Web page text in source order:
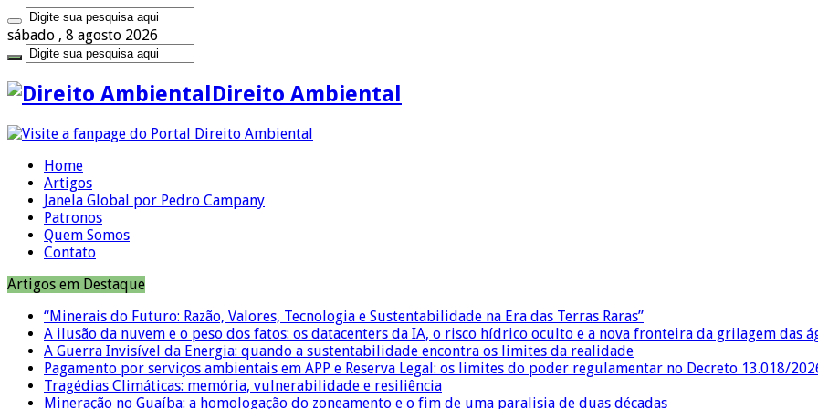
sábado , 8 agosto 2026
Direito Ambiental
Home
Artigos
Janela Global por Pedro Campany
Patronos
Quem Somos
Contato
Artigos em Destaque
“Minerais do Futuro: Razão, Valores, Tecnologia e Sustentabilidade na Era das Terras Raras”
A ilusão da nuvem e o peso dos fatos: os datacenters da IA, o risco hídrico oculto e a nova fronteira da grilagem das
A Guerra Invisível da Energia: quando a sustentabilidade encontra os limites da realidade
Pagamento por serviços ambientais em APP e Reserva Legal: os limites do poder regulamentar no Decreto 13.018/
Tragédias Climáticas: memória, vulnerabilidade e resiliência
Mineração no Guaíba: a homologação do zoneamento e o fim de uma paralisia de duas décadas